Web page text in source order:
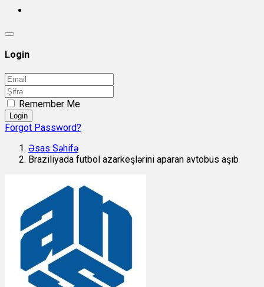
Login
Remember Me
Login
Forgot Password?
Əsas Səhifə
Braziliyada futbol azarkeşlərini aparan avtobus aşıb